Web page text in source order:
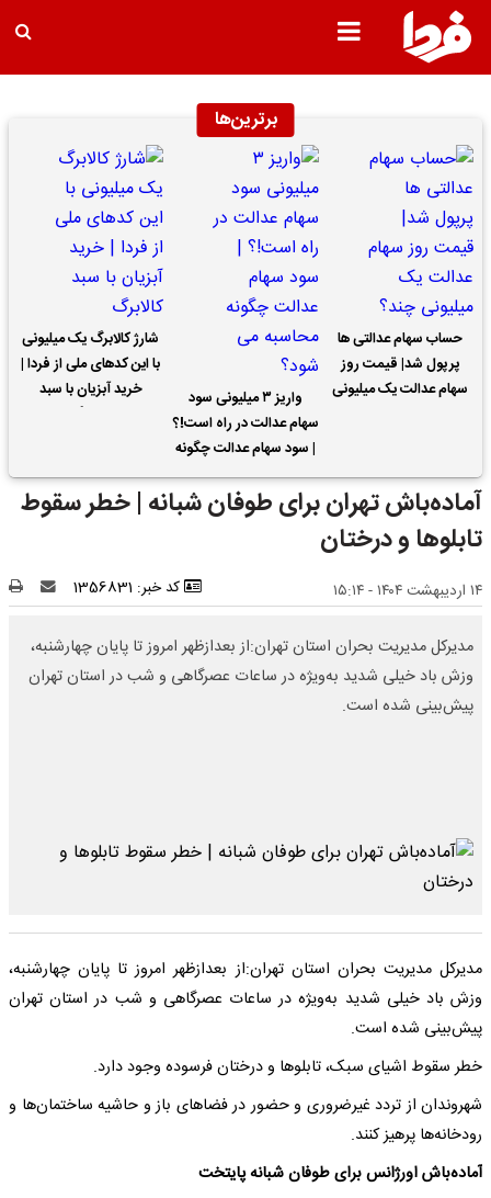
برترین‌ها
حساب سهام عدالتی ها
پرپول شد| قیمت روز
سهام عدالت یک میلیونی
واریز ۳ میلیونی سود
سهام عدالت در راه است!؟
| سود سهام عدالت چگونه
محاسبه می شود؟
شارژ کالابرگ یک میلیونی
با این کدهای ملی از فردا |
خرید آبزیان با سبد
آماده‌باش تهران برای طوفان شبانه | خطر سقوط
تابلوها و درختان
۱۴ اردیبهشت ۱۴۰۴ - ۱۵:۱۴ کد خبر: 1356831
مدیرکل مدیریت بحران استان تهران:از بعدازظهر امروز تا پایان چهارشنبه،
وزش باد خیلی شدید به‌ویژه در ساعات عصرگاهی و شب در استان تهران
پیش‌بینی شده است.
مدیرکل مدیریت بحران استان تهران:از بعدازظهر امروز تا پایان چهارشنبه،
وزش باد خیلی شدید به‌ویژه در ساعات عصرگاهی و شب در استان تهران
پیش‌بینی شده است.
خطر سقوط اشیای سبک، تابلوها و درختان فرسوده وجود دارد.
شهروندان از تردد غیرضروری و حضور در فضاهای باز و حاشیه ساختمان‌ها و
رودخانه‌ها پرهیز کنند.
آماده‌باش اورژانس برای طوفان شبانه پایتخت